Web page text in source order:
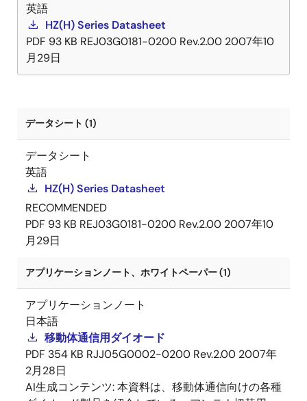
英語
HZ(H) Series Datasheet
PDF 93 KB REJ03G0181-0200 Rev.2.00 2007年10
月29日
データシート (1)
データシート
英語
HZ(H) Series Datasheet
RECOMMENDED
PDF 93 KB REJ03G0181-0200 Rev.2.00 2007年10
月29日
アプリケーションノート、ホワイトペーパー (1)
アプリケーションノート
日本語
移動体通信用ダイオード
PDF 354 KB RJJ05G0002-0200 Rev.2.00 2007年
2月28日
AI生成コンテンツ:本資料は、移動体通信向けの各種